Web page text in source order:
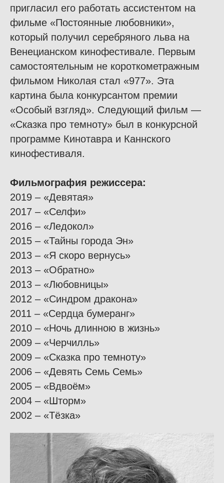
пригласил его работать ассистентом на
фильме «Постоянные любовники»,
который получил серебряного льва на
Венецианском кинофестивале. Первым
самостоятельным не короткометражным
фильмом Николая стал «977». Эта
картина была конкурсантом премии
«Особый взгляд». Следующий фильм —
«Сказка про темноту» был в конкурсной
программе Кинотавра и Каннского
кинофестиваля.
Фильмография режиссера:
2019 – «Девятая»
2017 – «Селфи»
2016 – «Ледокол»
2015 – «Тайны города Эн»
2013 – «Я скоро вернусь»
2013 – «Обратно»
2013 – «Любовницы»
2012 – «Синдром дракона»
2011 – «Сердца бумеранг»
2010 – «Ночь длинною в жизнь»
2009 – «Черчилль»
2009 – «Сказка про темноту»
2006 – «Девять Семь Семь»
2005 – «Вдвоём»
2004 – «Шторм»
2002 – «Тёзка»